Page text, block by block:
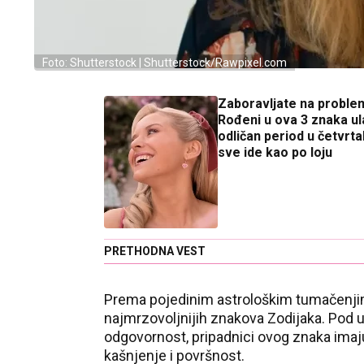
Foto: Shutterstock | Shutterstock/Rawpixel.com
Zaboravljate na
Rođeni u ova 3 znaka
odličan period u
sve ide kao po loju
PRETHODNA VEST
Prema pojedinim astrološkim
najmrzovoljnijih znakova Zodijaka. Pod
odgovornost, pripadnici ovog znaka
kašnjenje i površnost.